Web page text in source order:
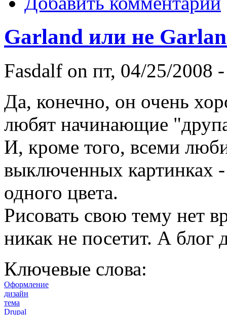
Garland или не
Fasdalf on пт, 04/25/2008
Да, конечно, он очень
любят начинающие
И, кроме того, всеми
выключенных картинках
одного цвета.
Рисовать свою тему нет
никак не посетит. А
Ключевые слова:
Оформление
дизайн
тема
Drupal